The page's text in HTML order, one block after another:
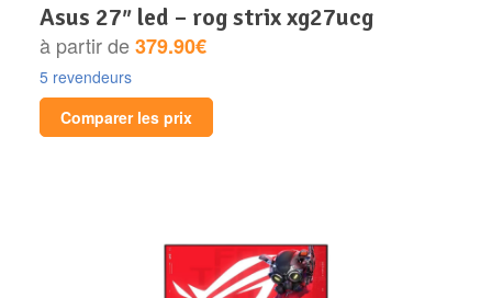
asus 27″ led – rog strix xg27ucg
à partir de379.90€
5 revendeurs
Comparer les prix